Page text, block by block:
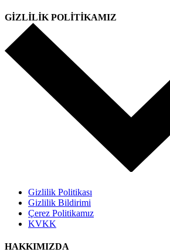
GİZLİLİK POLİTİKAMIZ
Gizlilik Politikası
Gizlilik Bildirimi
Çerez Politikamız
KVKK
HAKKIMIZDA